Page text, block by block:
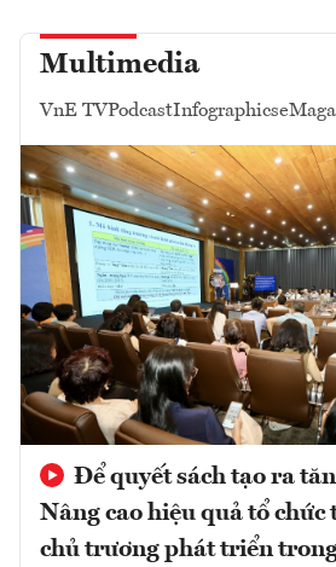
Multimedia
VnE TVPodcastInfographics
Để quyết sách tạo ra
Nâng cao hiệu quả tổ chức
chủ trương phát triển